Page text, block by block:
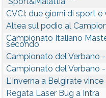
CVCI: due giorni di sport
Altea sul podio al
Campionato Italiano
secondo
Campionato del Verbano
Campionato del Verbano
L'Inverna a Belgirate
Regata Laser Bug a Intra